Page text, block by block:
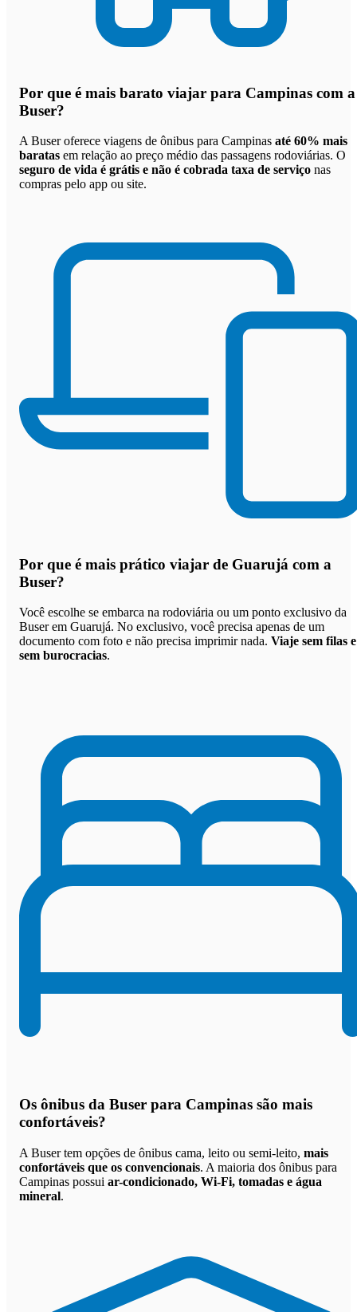
Por que é mais barato viajar para Campinas com a
Buser?
A Buser oferece viagens de ônibus para Campinas até 60% mais
baratas em relação ao preço médio das passagens rodoviárias. O
seguro de vida é grátis e não é cobrada taxa de serviço nas
compras pelo app ou site.
Por que é mais prático viajar de Guarujá com a
Buser?
Você escolhe se embarca na rodoviária ou um ponto exclusivo da
Buser em Guarujá. No exclusivo, você precisa apenas de um
documento com foto e não precisa imprimir nada. Viaje sem filas e
sem burocracias.
Os ônibus da Buser para Campinas são mais
confortáveis?
A Buser tem opções de ônibus cama, leito ou semi-leito, mais
confortáveis que os convencionais. A maioria dos ônibus para
Campinas possui ar-condicionado, Wi-Fi, tomadas e água
mineral.